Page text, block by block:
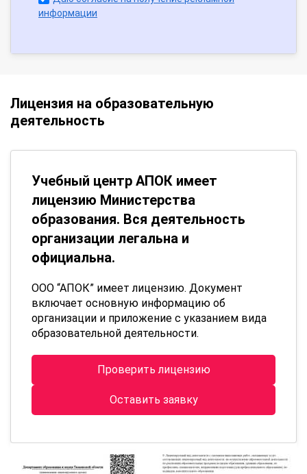
информации
Лицензия на образовательную
деятельность
Учебный центр АПОК имеет
лицензию Министерства
образования. Вся деятельность
организации легальна и
официальна.
ООО “АПОК” имеет лицензию. Документ
включает основную информацию об
организации и приложение с указанием вида
образовательной деятельности.
Проверить лицензию
Оставить заявку